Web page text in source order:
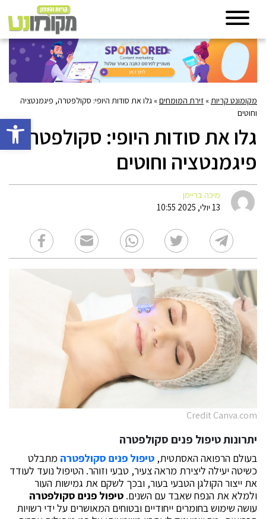
פתח
מקומונט קריות » זירת המומחים» גלו את סודות היופי: סקולפטרה, פיגמנטציה
וחוטים
גלו את סודות היופי: סקולפטרה,
פיגמנטציה וחוטים
מיכה בריימן
13 יולי, 2025 10:55
Credit Canva.com
יתרונותטיפול פנים סקולפטרה
בעולם הרפואה האסתטית, טיפול פנים סקולפטרה מתבלט
כשיטה יעילה ליצירת מראה צעיר, טבעי וזוהר. הטיפול נועד לעודד
את ייצור הקולגן הטבעי בעור, ובכך לשקם את גמישות העור
ולמלא את הנפח שאבד עם השנים. טיפול פנים סקולפטרה
עושה שימוש בחומרים ייחודיים ובטוחים המאושרים על ידי רשויות